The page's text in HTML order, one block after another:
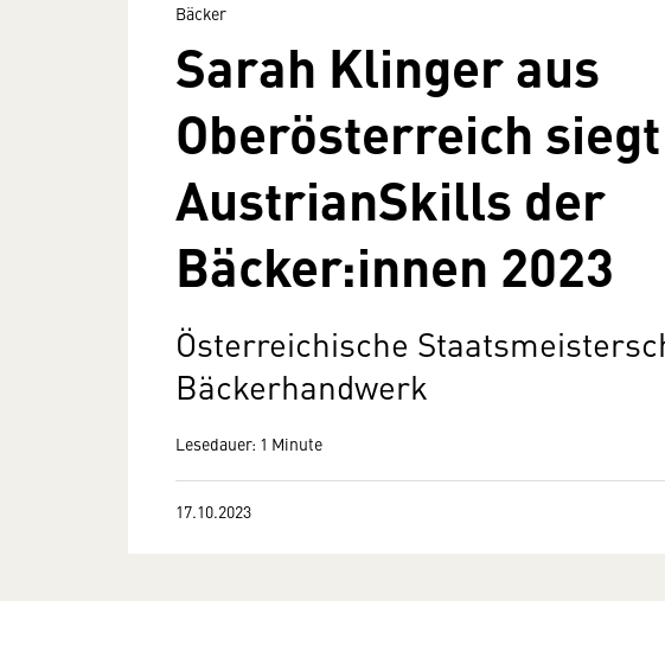
Bäcker
Sarah Klinger aus
Oberösterreich
AustrianSkills der
Bäcker:innen 2023
Österreichische
Bäckerhandwerk
Lesedauer: 1 Minute
17.10.2023